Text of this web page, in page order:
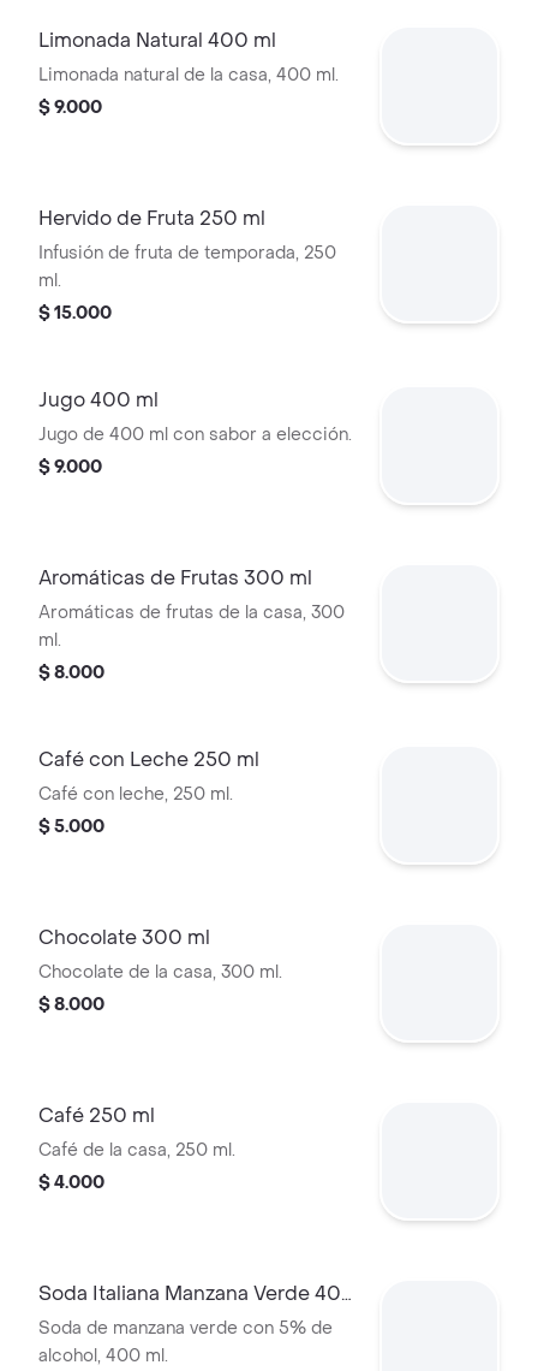
Limonada Natural 400 ml
Limonada natural de la casa, 400 ml.
$ 9.000
Hervido de Fruta 250 ml
Infusión de fruta de temporada, 250
ml.
$ 15.000
Jugo 400 ml
Jugo de 400 ml con sabor a elección.
$ 9.000
Aromáticas de Frutas 300 ml
Aromáticas de frutas de la casa, 300
ml.
$ 8.000
Café con Leche 250 ml
Café con leche, 250 ml.
$ 5.000
Chocolate 300 ml
Chocolate de la casa, 300 ml.
$ 8.000
Café 250 ml
Café de la casa, 250 ml.
$ 4.000
Soda Italiana Manzana Verde 400
ml
Soda de manzana verde con 5% de
alcohol, 400 ml.